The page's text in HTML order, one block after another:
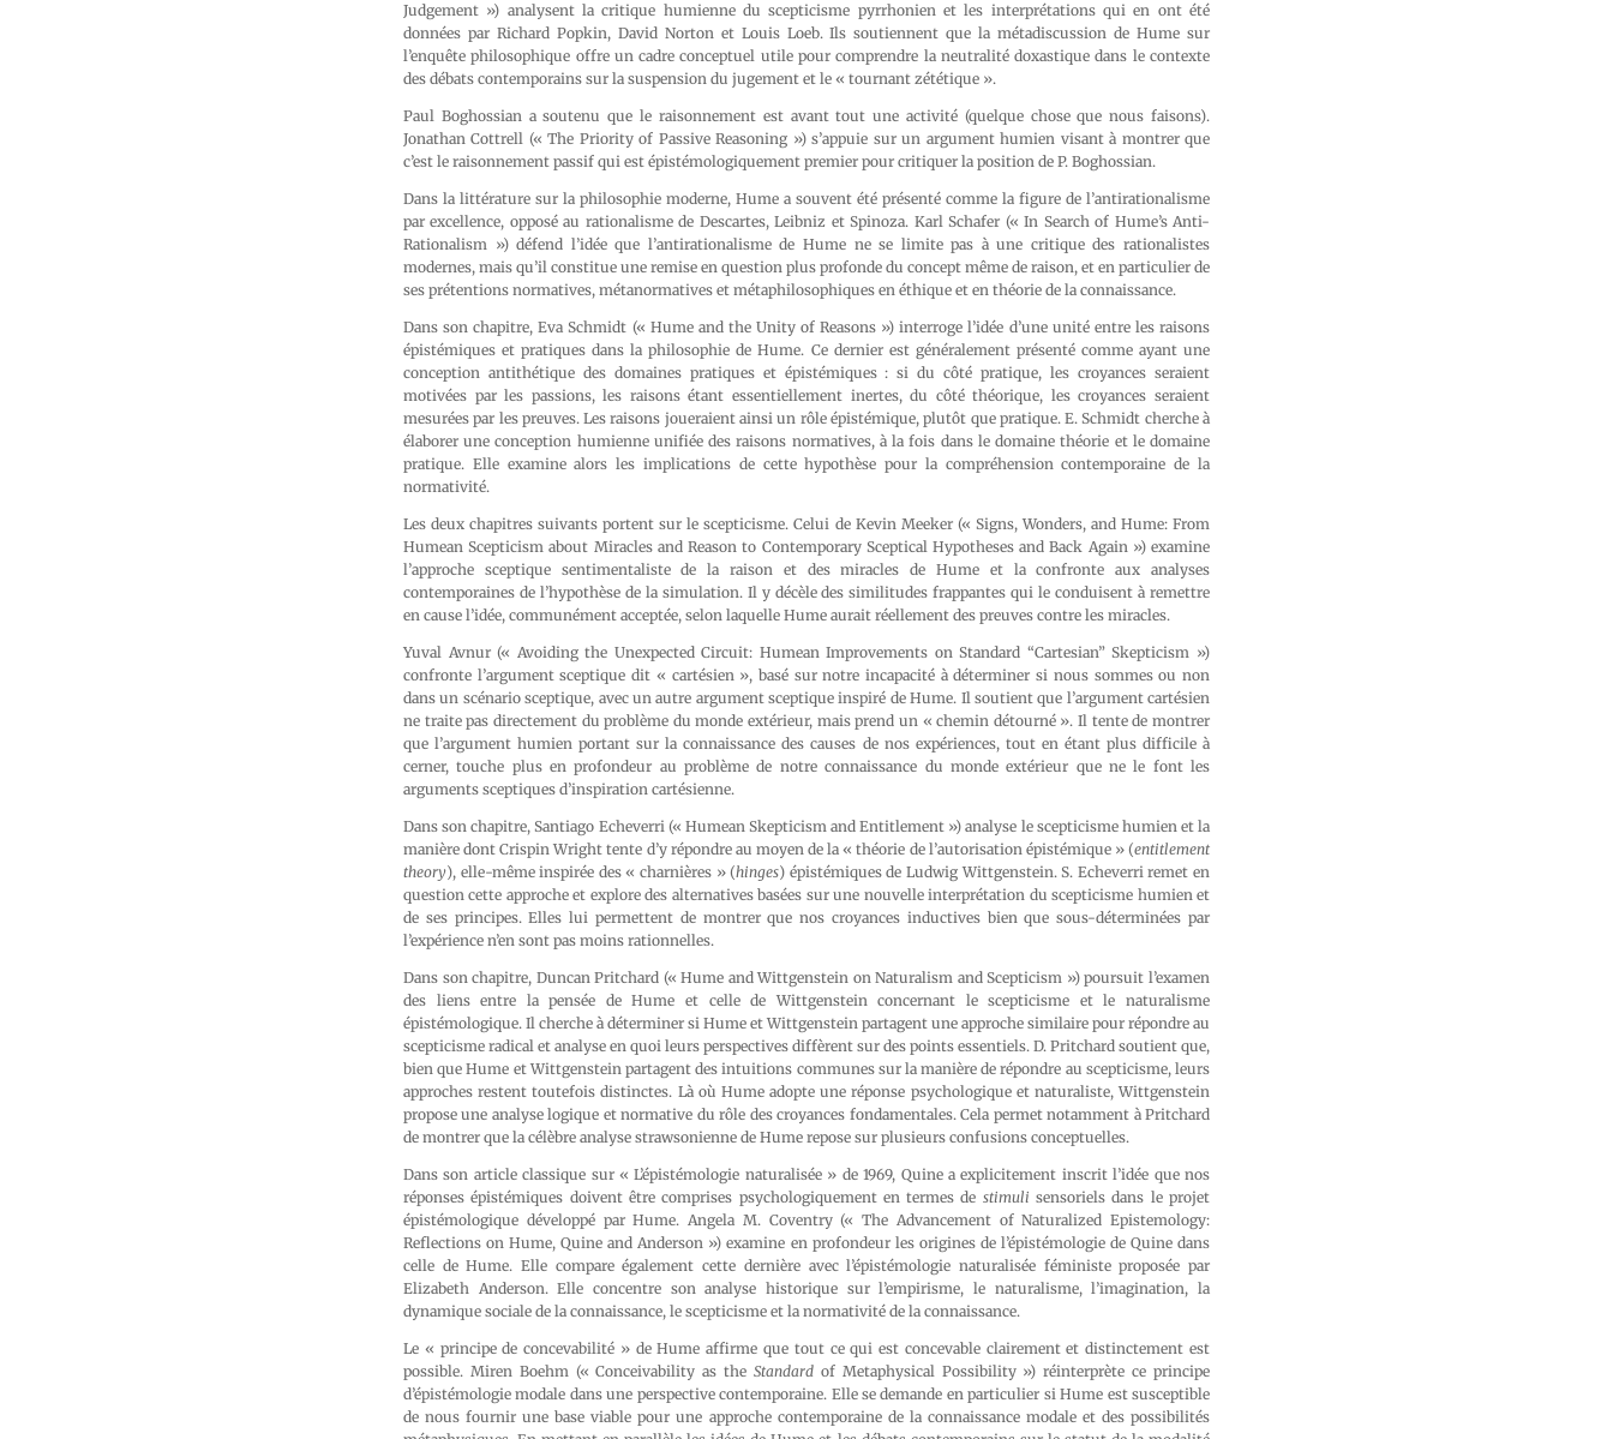
Judgement ») analysent la critique humienne du scepticisme pyrrhonien et les interprétations qui en ont été
données par Richard Popkin, David Norton et Louis Loeb. Ils soutiennent que la métadiscussion de Hume sur
l’enquête philosophique offre un cadre conceptuel utile pour comprendre la neutralité doxastique dans le contexte
des débats contemporains sur la suspension du jugement et le « tournant zététique ».
Paul Boghossian a soutenu que le raisonnement est avant tout une activité (quelque chose que nous faisons).
Jonathan Cottrell (« The Priority of Passive Reasoning ») s’appuie sur un argument humien visant à montrer que
c’est le raisonnement passif qui est épistémologiquement premier pour critiquer la position de P. Boghossian.
Dans la littérature sur la philosophie moderne, Hume a souvent été présenté comme la figure de l’antirationalisme
par excellence, opposé au rationalisme de Descartes, Leibniz et Spinoza. Karl Schafer (« In Search of Hume’s Anti-
Rationalism ») défend l’idée que l’antirationalisme de Hume ne se limite pas à une critique des rationalistes
modernes, mais qu’il constitue une remise en question plus profonde du concept même de raison, et en particulier de
ses prétentions normatives, métanormatives et métaphilosophiques en éthique et en théorie de la connaissance.
Dans son chapitre, Eva Schmidt (« Hume and the Unity of Reasons ») interroge l’idée d’une unité entre les raisons
épistémiques et pratiques dans la philosophie de Hume. Ce dernier est généralement présenté comme ayant une
conception antithétique des domaines pratiques et épistémiques : si du côté pratique, les croyances seraient
motivées par les passions, les raisons étant essentiellement inertes, du côté théorique, les croyances seraient
mesurées par les preuves. Les raisons joueraient ainsi un rôle épistémique, plutôt que pratique. E. Schmidt cherche à
élaborer une conception humienne unifiée des raisons normatives, à la fois dans le domaine théorie et le domaine
pratique. Elle examine alors les implications de cette hypothèse pour la compréhension contemporaine de la
normativité.
Les deux chapitres suivants portent sur le scepticisme. Celui de Kevin Meeker (« Signs, Wonders, and Hume: From
Humean Scepticism about Miracles and Reason to Contemporary Sceptical Hypotheses and Back Again ») examine
l’approche sceptique sentimentaliste de la raison et des miracles de Hume et la confronte aux analyses
contemporaines de l’hypothèse de la simulation. Il y décèle des similitudes frappantes qui le conduisent à remettre
en cause l’idée, communément acceptée, selon laquelle Hume aurait réellement des preuves contre les miracles.
Yuval Avnur (« Avoiding the Unexpected Circuit: Humean Improvements on Standard “Cartesian” Skepticism »)
confronte l’argument sceptique dit « cartésien », basé sur notre incapacité à déterminer si nous sommes ou non
dans un scénario sceptique, avec un autre argument sceptique inspiré de Hume. Il soutient que l’argument cartésien
ne traite pas directement du problème du monde extérieur, mais prend un « chemin détourné ». Il tente de montrer
que l’argument humien portant sur la connaissance des causes de nos expériences, tout en étant plus difficile à
cerner, touche plus en profondeur au problème de notre connaissance du monde extérieur que ne le font les
arguments sceptiques d’inspiration cartésienne.
Dans son chapitre, Santiago Echeverri (« Humean Skepticism and Entitlement ») analyse le scepticisme humien et la
manière dont Crispin Wright tente d’y répondre au moyen de la « théorie de l’autorisation épistémique » (entitlement
theory), elle-même inspirée des « charnières » (hinges) épistémiques de Ludwig Wittgenstein. S. Echeverri remet en
question cette approche et explore des alternatives basées sur une nouvelle interprétation du scepticisme humien et
de ses principes. Elles lui permettent de montrer que nos croyances inductives bien que sous-déterminées par
l’expérience n’en sont pas moins rationnelles.
Dans son chapitre, Duncan Pritchard (« Hume and Wittgenstein on Naturalism and Scepticism ») poursuit l’examen
des liens entre la pensée de Hume et celle de Wittgenstein concernant le scepticisme et le naturalisme
épistémologique. Il cherche à déterminer si Hume et Wittgenstein partagent une approche similaire pour répondre au
scepticisme radical et analyse en quoi leurs perspectives diffèrent sur des points essentiels. D. Pritchard soutient que,
bien que Hume et Wittgenstein partagent des intuitions communes sur la manière de répondre au scepticisme, leurs
approches restent toutefois distinctes. Là où Hume adopte une réponse psychologique et naturaliste, Wittgenstein
propose une analyse logique et normative du rôle des croyances fondamentales. Cela permet notamment à Pritchard
de montrer que la célèbre analyse strawsonienne de Hume repose sur plusieurs confusions conceptuelles.
Dans son article classique sur « L’épistémologie naturalisée » de 1969, Quine a explicitement inscrit l’idée que nos
réponses épistémiques doivent être comprises psychologiquement en termes de stimuli sensoriels dans le projet
épistémologique développé par Hume. Angela M. Coventry (« The Advancement of Naturalized Epistemology:
Reflections on Hume, Quine and Anderson ») examine en profondeur les origines de l’épistémologie de Quine dans
celle de Hume. Elle compare également cette dernière avec l’épistémologie naturalisée féministe proposée par
Elizabeth Anderson. Elle concentre son analyse historique sur l’empirisme, le naturalisme, l’imagination, la
dynamique sociale de la connaissance, le scepticisme et la normativité de la connaissance.
Le « principe de concevabilité » de Hume affirme que tout ce qui est concevable clairement et distinctement est
possible. Miren Boehm (« Conceivability as the Standard of Metaphysical Possibility ») réinterprète ce principe
d’épistémologie modale dans une perspective contemporaine. Elle se demande en particulier si Hume est susceptible
de nous fournir une base viable pour une approche contemporaine de la connaissance modale et des possibilités